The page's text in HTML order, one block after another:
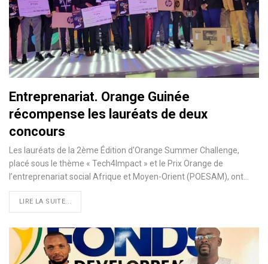
Entreprenariat. Orange Guinée
récompense les lauréats de deux
concours
Les lauréats de la 2ème Édition d'Orange Summer Challenge,
placé sous le thème « Tech4Impact » et le Prix Orange de
l’entreprenariat social Afrique et Moyen-Orient (POESAM), ont…
LIRE LA SUITE...